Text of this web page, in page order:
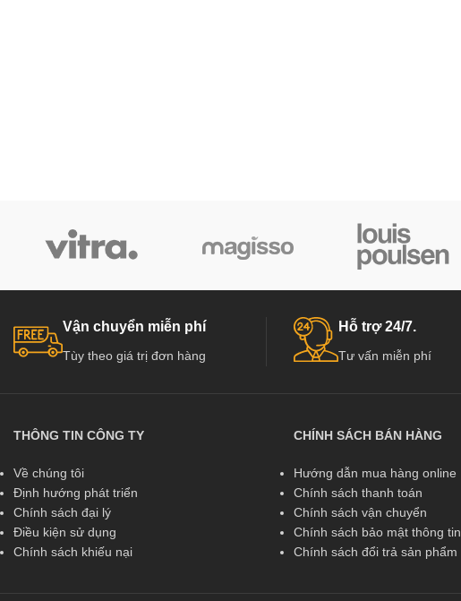
Vận chuyển miễn phí
Tùy theo giá trị đơn hàng
Hỗ trợ 24/7.
Tư vấn miễn phí
THÔNG TIN CÔNG TY
Về chúng tôi
Định hướng phát triển
Chính sách đại lý
Điều kiện sử dụng
Chính sách khiếu nại
CHÍNH SÁCH BÁN HÀNG
Hướng dẫn mua hàng online
Chính sách thanh toán
Chính sách vận chuyển
Chính sách bảo mật thông tin
Chính sách đổi trả sản phẩm